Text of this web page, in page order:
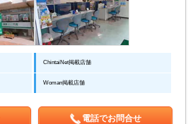
ChintaiNet掲載店舗
Woman掲載店舗
電話でお問合せ